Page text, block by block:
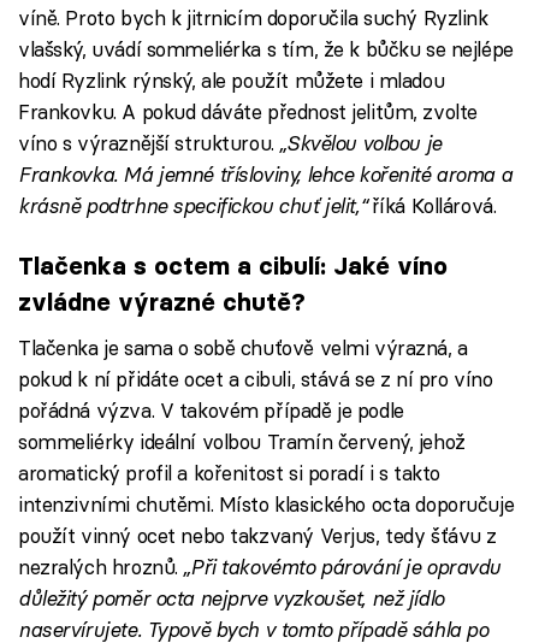
víně. Proto bych k jitrnicím doporučila suchý Ryzlink
vlašský, uvádí sommeliérka s tím, že k bůčku se nejlépe
hodí Ryzlink rýnský, ale použít můžete i mladou
Frankovku. A pokud dáváte přednost jelitům, zvolte
víno s výraznější strukturou. „Skvělou volbou je
Frankovka. Má jemné třísloviny, lehce kořenité aroma a
krásně podtrhne specifickou chuť jelit,“říká Kollárová.
Tlačenka s octem a cibulí: Jaké víno
zvládne výrazné chutě?
Tlačenka je sama o sobě chuťově velmi výrazná, a
pokud k ní přidáte ocet a cibuli, stává se z ní pro víno
pořádná výzva. V takovém případě je podle
sommeliérky ideální volbou Tramín červený, jehož
aromatický profil a kořenitost si poradí i s takto
intenzivními chutěmi. Místo klasického octa doporučuje
použít vinný ocet nebo takzvaný Verjus, tedy šťávu z
nezralých hroznů. „Při takovémto párování je opravdu
důležitý poměr octa nejprve vyzkoušet, než jídlo
naservírujete. Typově bych v tomto případě sáhla po